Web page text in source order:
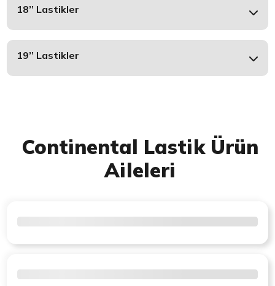
18’’ Lastikler
19’’ Lastikler
Continental Lastik Ürün
Aileleri